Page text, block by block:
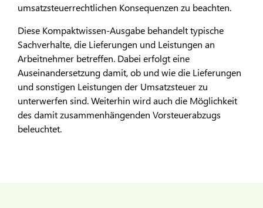
umsatzsteuerrechtlichen Konsequenzen zu beachten.
Diese Kompaktwissen-Ausgabe behandelt typische
Sachverhalte, die Lieferungen und Leistungen an
Arbeitnehmer betreffen. Dabei erfolgt eine
Auseinandersetzung damit, ob und wie die Lieferungen
und sonstigen Leistungen der Umsatzsteuer zu
unterwerfen sind. Weiterhin wird auch die Möglichkeit
des damit zusammenhängenden Vorsteuerabzugs
beleuchtet.